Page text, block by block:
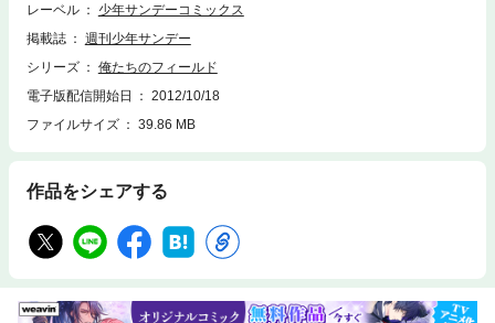
レーベル
少年サンデーコミックス
掲載誌
週刊少年サンデー
シリーズ
俺たちのフィールド
電子版配信開始日
2012/10/18
ファイルサイズ
39.86 MB
作品をシェアする